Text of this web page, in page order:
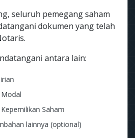
seluruh pemegang saham
dokumen yang telah
antara lain:
Saham
lainnya (optional)